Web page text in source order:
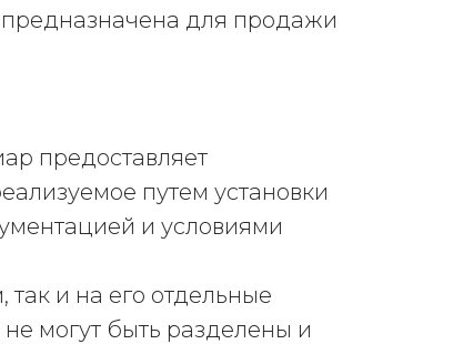
для продажи
предоставляет
путем установки
и условиями
и на его отдельные
могут быть разделены и